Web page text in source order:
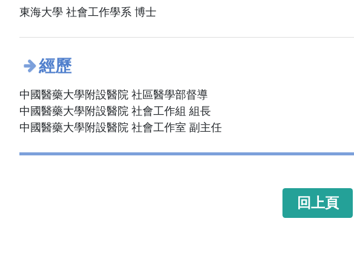
東海大學 社會工作學系 博士
經歷
中國醫藥大學附設醫院 社區醫學部督導
中國醫藥大學附設醫院 社會工作組 組長
中國醫藥大學附設醫院 社會工作室 副主任
回上頁